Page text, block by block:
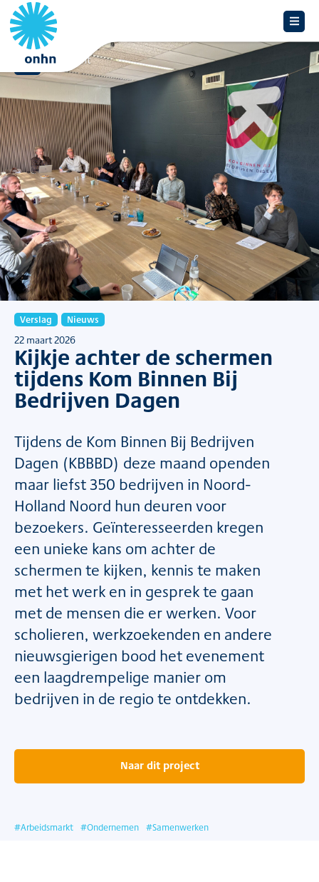
Overzicht
Verslag Nieuws
22 maart 2026
Kijkje achter de schermen
tijdens Kom Binnen Bij
Bedrijven Dagen
Tijdens de Kom Binnen Bij Bedrijven
Dagen (KBBBD) deze maand openden
maar liefst 350 bedrijven in Noord-
Holland Noord hun deuren voor
bezoekers. Geïnteresseerden kregen
een unieke kans om achter de
schermen te kijken, kennis te maken
met het werk en in gesprek te gaan
met de mensen die er werken. Voor
scholieren, werkzoekenden en andere
nieuwsgierigen bood het evenement
een laagdrempelige manier om
bedrijven in de regio te ontdekken.
Naar dit project
#Arbeidsmarkt #Ondernemen #Samenwerken